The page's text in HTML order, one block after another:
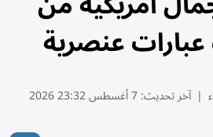
عنصرية
| آخر تحديث:7 أغسطس 23:32 2026